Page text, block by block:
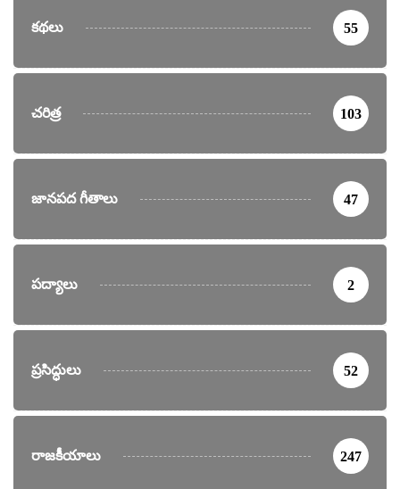
కథలు 55
చరిత్ర 103
జానపద గీతాలు 47
పద్యాలు 2
ప్రసిద్ధులు 52
రాజకీయాలు 247